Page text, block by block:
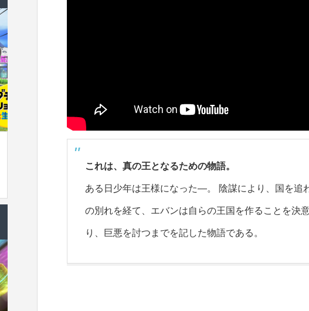
これは、真の王となるための物語。
ある日少年は王様になった―。 陰謀により、国を追
の別れを経て、エバンは自らの王国を作ることを決
り、巨悪を討つまでを記した物語である。